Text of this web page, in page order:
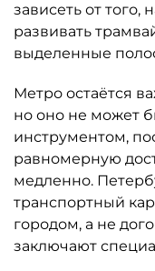
зависеть от того,
развивать
выделенные
Метро остаётся
но оно не может
инструментом,
равномерную
медленно.
транспортный
городом, а не
заключают